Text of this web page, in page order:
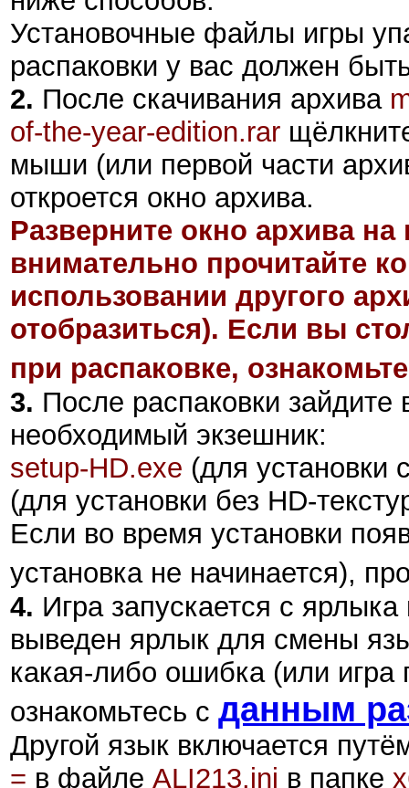
Установочные файлы игры
распаковки у вас должен
2. После скачивания архива
of-the-year-edition.rar
мыши (или первой части
откроется окно архива.
Разверните окно архива на
внимательно прочитайте
использовании другого
отобразиться). Если вы
при распаковке,
3. После распаковки зайдите
необходимый экзешник:
setup-HD.exe (для установки
(для установки без HD-
Если во время установки
установка не начинается),
4. Игра запускается с
выведен ярлык для смены
какая-либо ошибка (или игра
ознакомьтесь с данным
Другой язык включается
= в файле ALI213.ini в папке